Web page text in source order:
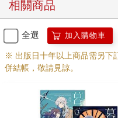
狗』手裡，看你還有什麼好得
「不知天高地厚的傢伙！」
低估了我……」
「青鱗，你怎麼還不動手？
喊，「小心遲則生變。」
孤虹一聽到這個聲音，臉色變
「太淵！」他咬牙切齒地念
「你我兄弟一場，我本不想
了口氣，「但是皇兄你一日
相關商品
全選 加入購物車
※ 出版日十年以上商品需另下
併結帳，敬請見諒。